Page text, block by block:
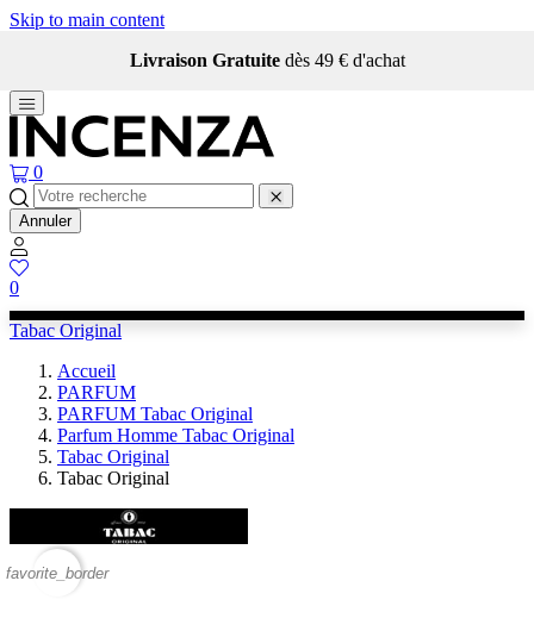
Skip to main content
Livraison Gratuite dès 49 € d'achat
0
Annuler
0
Tabac Original
Accueil
PARFUM
PARFUM Tabac Original
Parfum Homme Tabac Original
Tabac Original
Tabac Original
favorite_border